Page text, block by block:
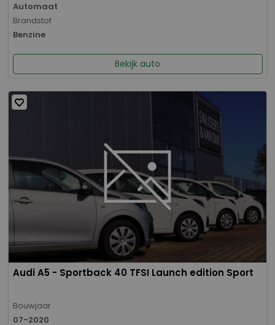
Automaat
Brandstof
Benzine
Bekijk auto
Audi A5 - Sportback 40 TFSI Launch edition Sport
Bouwjaar
07-2020